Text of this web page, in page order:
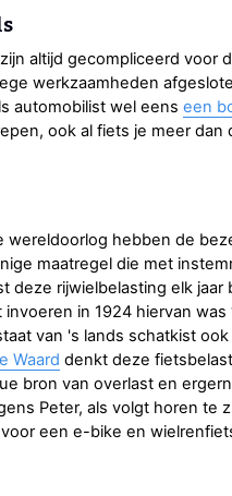
altijd gecompliceerd voor
werkzaamheden
automobilist wel eens een
ook al fiets je meer
wereldoorlog hebben de
maatregel die met
deze rijwielbelasting elk jaar
in 1924 hiervan was
van 's lands schatkist
Waard denkt deze
bron van overlast en
Peter, als volgt horen te
een e-bike en